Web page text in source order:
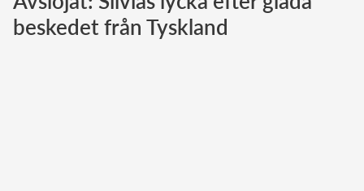
Norska kungahuset
beskedet från Tyskland